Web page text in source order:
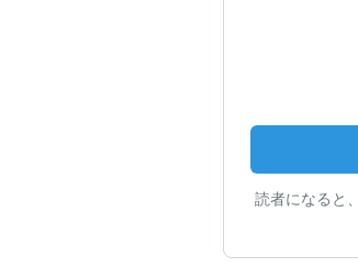
読者になると